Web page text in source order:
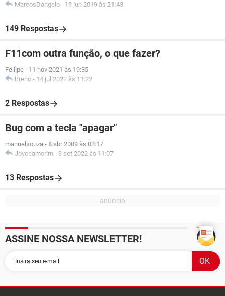
MarcosDangelo - 19 jun 2019 às 21:43
149 Respostas
F11com outra função, o que fazer?
Fellipe - 11 nov 2021 às 19:35
Breno - 14 jul 2022 às 11:22
2 Respostas
Bug com a tecla "apagar"
manuelsouza - 8 abr 2009 às 03:17
Joyceamorim - 3 set 2022 às 11:07
13 Respostas
ASSINE NOSSA NEWSLETTER!